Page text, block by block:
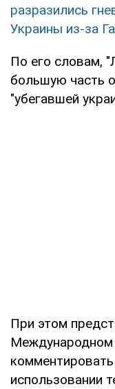
разразились
Украины из-за
По его словам,
большую часть
"убегавшей
При этом
Международном
использовании